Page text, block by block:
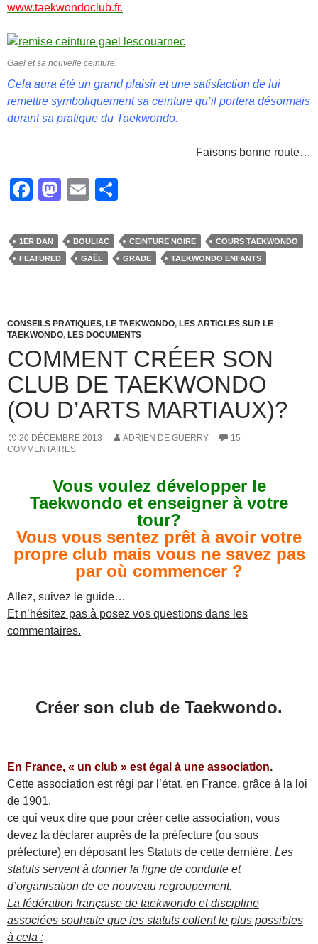
www.taekwondoclub.fr.
Gaël et sa nouvelle ceinture.
Cela aura été un grand plaisir et une satisfaction de lui
remettre symboliquement sa ceinture qu’il portera désormais
durant sa pratique du Taekwondo.
Faisons bonne route…
F
c
e
o
k
M
st
o
n
E
ail ta
g
1ER DAN BOULIAC CEINTURE NOIRE
COURS TAEKWONDO
FEATURED
GAËL GRADE TAEKWONDO ENFANTS
CONSEILS PRATIQUES, LE TAEKWONDO, LES ARTICLES SUR LE
TAEKWONDO, LES DOCUMENTS
COMMENT CRÉER SON
CLUB DE TAEKWONDO
(OU D’ARTS MARTIAUX)?
20 DÉCEMBRE 2013 ADRIEN DE GUERRY
15
COMMENTAIRES
Vous voulez développer le
Taekwondo et enseigner à votre
tour?
Vous vous sentez prêt à avoir votre
propre club mais vous ne savez pas
par où commencer ?
Allez, suivez le guide…
Et n’hésitez pas à posez vos questions dans les
commentaires.
Créer son club de Taekwondo.
En France, « un club » est égal à une association.
Cette association est régi par l’état, en France, grâce à la loi
de 1901.
ce qui veux dire que pour créer cette association, vous
devez la déclarer auprès de la préfecture (ou sous
préfecture) en déposant les Statuts de cette dernière. Les
statuts servent à donner la ligne de conduite et
d’organisation de ce nouveau regroupement.
La fédération française de taekwondo et discipline
associées souhaite que les statuts collent le plus possibles
à cela :